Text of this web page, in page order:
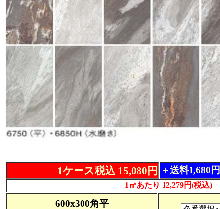
1ケース税込 15,080円 ＋送料1,680
1㎡あたり 12,279円(税込)
600x300角平